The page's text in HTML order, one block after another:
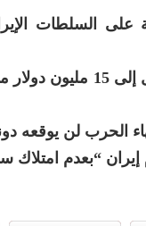
السلطات
وكانت الوزارة أعلنت،
الحرب لن يوقعه
إيران “بعدم